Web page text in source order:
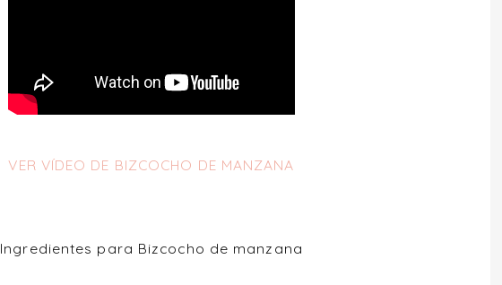
VER VÍDEO DE BIZCOCHO DE MANZANA
Ingredientes para Bizcocho de manzana